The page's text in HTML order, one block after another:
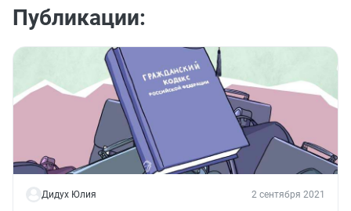
Публикации:
Дидух Юлия 2 сентября 2021